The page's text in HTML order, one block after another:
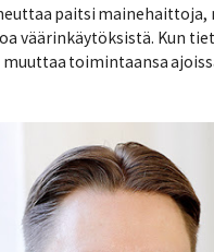
paitsi
väärinkäytöksistä. Kun
toimintaansa